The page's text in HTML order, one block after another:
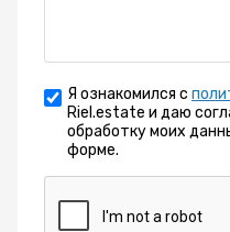
Я ознакомился с
Riel.estate и даю
обработку моих
форме.